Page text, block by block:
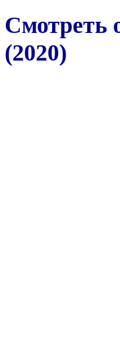
Смотреть
(2020)